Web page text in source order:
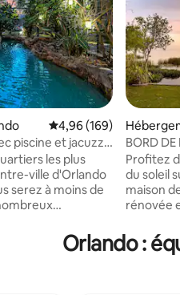
Évaluation moyenne
4,96 (169)
piscine et jacuzzi
les plus
ville d'Orlando
serez à moins de
d'un bar tiki, d'un
en
BORD
d'hiver /
MER /
Profitez
du soleil
maison
rénovée
à Winter
maison
Orlando :